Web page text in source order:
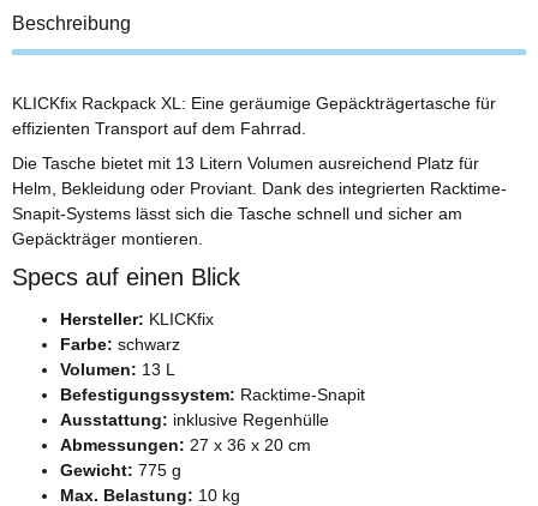
Beschreibung
KLICKfix Rackpack XL: Eine geräumige Gepäckträgertasche für
effizienten Transport auf dem Fahrrad.
Die Tasche bietet mit 13 Litern Volumen ausreichend Platz für
Helm, Bekleidung oder Proviant. Dank des integrierten Racktime-
Snapit-Systems lässt sich die Tasche schnell und sicher am
Gepäckträger montieren.
Specs auf einen Blick
Hersteller: KLICKfix
Farbe: schwarz
Volumen: 13 L
Befestigungssystem: Racktime-Snapit
Ausstattung: inklusive Regenhülle
Abmessungen: 27 x 36 x 20 cm
Gewicht: 775 g
Max. Belastung: 10 kg